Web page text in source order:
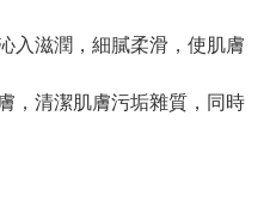
入滋潤，細膩柔滑，使肌膚
，清潔肌膚污垢雜質，同時